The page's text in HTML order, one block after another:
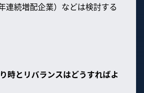
連続増配企業）などは検討する
時とリバランスはどうすればよ